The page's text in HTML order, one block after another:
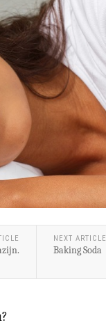
NEXT ARTICLE
Baking Soda